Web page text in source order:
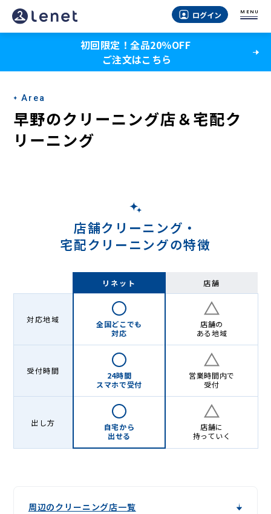
早
野
宅
配
ク
Lenet〈リ
ネ
ログイン MENU
初回限定！全品20％OFF
ご注文はこちら
Area
早野のクリーニング店＆宅配ク
リーニング
店舗クリーニング・
宅配クリーニングの特徴
リネット 店舗
対応地域
全国どこでも
対応
店舗の
ある地域
受付時間
24時間
スマホで受付
営業時間内で
受付
出し方
自宅から
出せる
店舗に
持っていく
周辺のクリーニング店一覧